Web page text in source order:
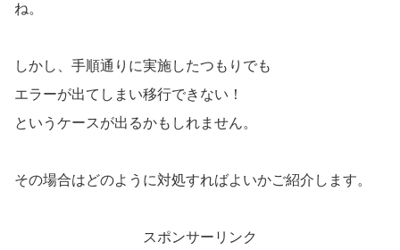
ね。
しかし、手順通りに実施したつもりでも
エラーが出てしまい移行できない！
というケースが出るかもしれません。
その場合はどのように対処すればよいかご紹介します。
スポンサーリンク